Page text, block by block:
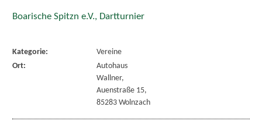
Boarische Spitzn e.V., Dartturnier
Kategorie:
Vereine
Ort:
Autohaus
Wallner,
Auenstraße 15,
85283 Wolnzach